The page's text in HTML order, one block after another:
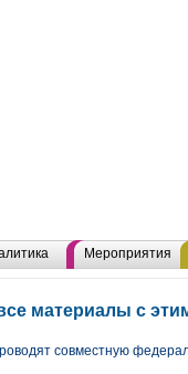
Мероприятия
материалы с
совместную